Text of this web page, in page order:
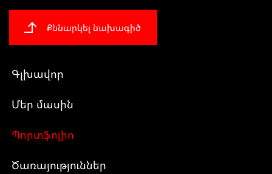
Քննարկել նախագիծ
Գլխավոր
Մեր մասին
Պորտֆոլիո
Ծառայություններ